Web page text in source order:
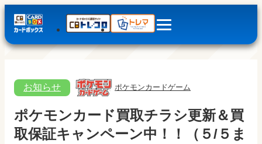
お知らせ ポケモンカードゲーム
ポケモンカード買取チラシ更新＆買
取保証キャンペーン中！！（５/５ま